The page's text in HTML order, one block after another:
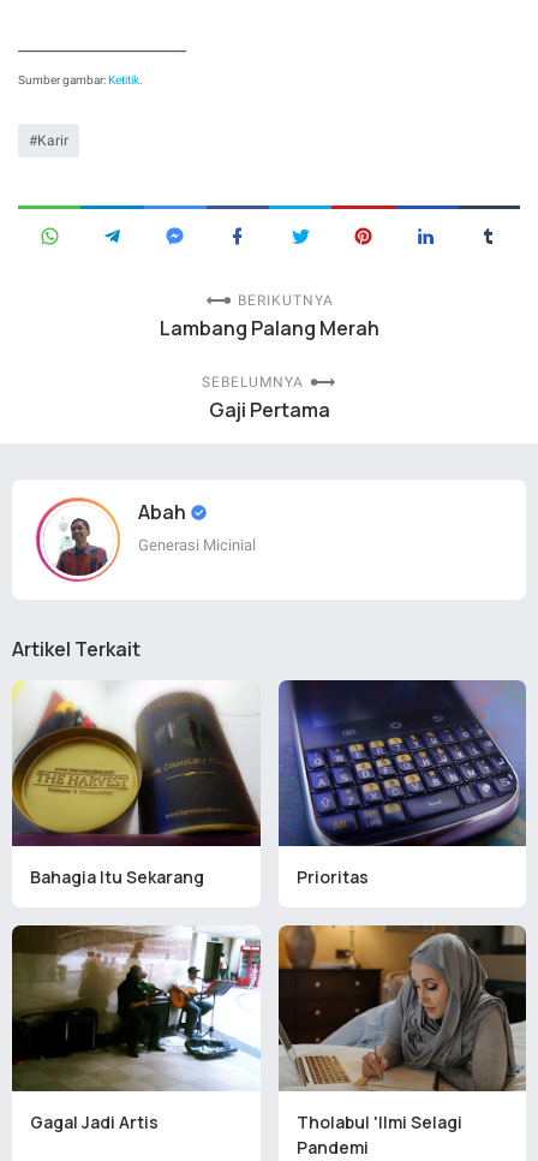
Sumber gambar:Ketitik
Karir
BERIKUTNYA
Lambang Palang Merah
SEBELUMNYA
Gaji Pertama
Abah
Generasi Micinial
Artikel Terkait
Bahagia Itu Sekarang Prioritas
Gagal Jadi Artis
Tholabul 'Ilmi Selagi
Pandemi